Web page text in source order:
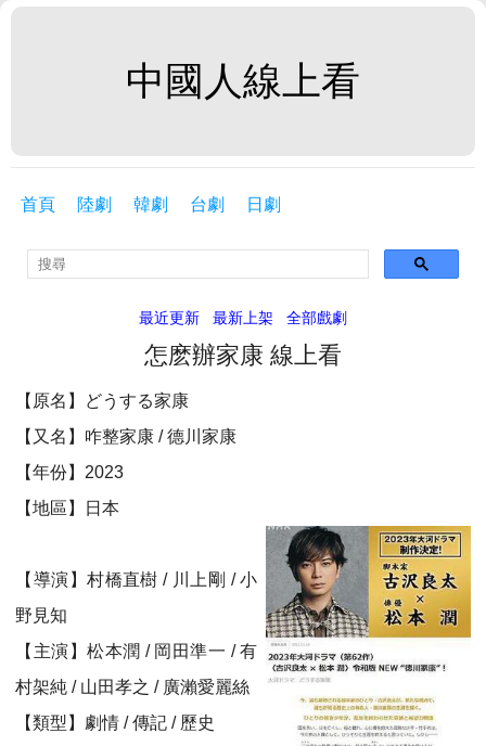
中國人線上看
首頁 陸劇 韓劇 台劇 日劇
最近更新 最新上架 全部戲劇
怎麽辦家康 線上看
【原名】どうする家康
【又名】咋整家康 / 德川家康
【年份】2023
【地區】日本
【導演】村橋直樹 / 川上剛 / 小
野見知
【主演】松本潤 / 岡田準一 / 有
村架純 / 山田孝之 / 廣瀨愛麗絲
【類型】劇情 / 傳記 / 歷史